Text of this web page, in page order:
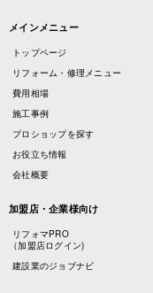
メインメニュー
トップページ
リフォーム・修理メニュー
費用相場
施工事例
プロショップを探す
お役立ち情報
会社概要
加盟店・企業様向け
リフォマPRO
（加盟店ログイン)
建設業のジョブナビ